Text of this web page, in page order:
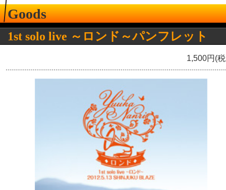
Goods
1st solo live ～ロンド～パンフレット
1,500円(